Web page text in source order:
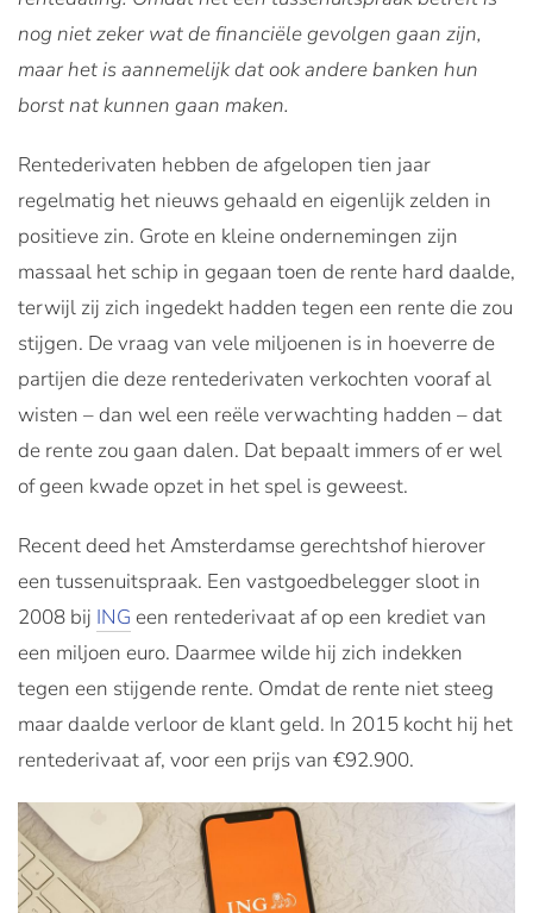
nog niet zeker wat de financiële gevolgen gaan zijn,
maar het is aannemelijk dat ook andere banken hun
borst nat kunnen gaan maken.
Rentederivaten hebben de afgelopen tien jaar
regelmatig het nieuws gehaald en eigenlijk zelden in
positieve zin. Grote en kleine ondernemingen zijn
massaal het schip in gegaan toen de rente hard daalde,
terwijl zij zich ingedekt hadden tegen een rente die zou
stijgen. De vraag van vele miljoenen is in hoeverre de
partijen die deze rentederivaten verkochten vooraf al
wisten – dan wel een reële verwachting hadden – dat
de rente zou gaan dalen. Dat bepaalt immers of er wel
of geen kwade opzet in het spel is geweest.
Recent deed het Amsterdamse gerechtshof hierover
een tussenuitspraak. Een vastgoedbelegger sloot in
2008 bij ING een rentederivaat af op een krediet van
een miljoen euro. Daarmee wilde hij zich indekken
tegen een stijgende rente. Omdat de rente niet steeg
maar daalde verloor de klant geld. In 2015 kocht hij het
rentederivaat af, voor een prijs van €92.900.